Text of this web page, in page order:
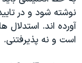
گالری عکس
آرشیو پخش زنده
اعتراضات زن، زندگی،
مجموعه مستندهای
تریبونال مردمی آبان ۹۸
نوشته شود و در
آورده اند. استدلال
است و نه پذیرفتنی.